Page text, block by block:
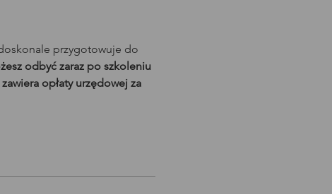
przygotowuje do
odbyć zaraz po szkoleniu
opłaty urzędowej za